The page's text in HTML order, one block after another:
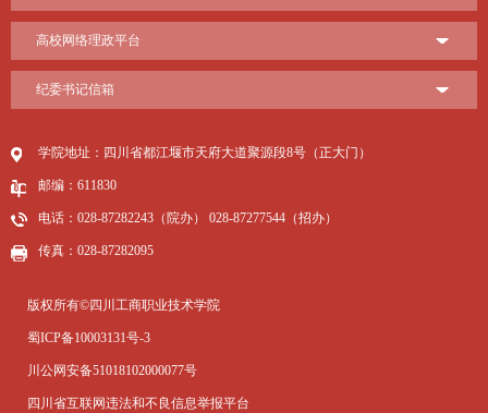
高校网络理政平台
纪委书记信箱
学院地址：四川省都江堰市天府大道聚源段8号（正大门）
邮编：611830
电话：028-87282243（院办） 028-87277544（招办）
传真：028-87282095
版权所有©四川工商职业技术学院
蜀ICP备10003131号-3
川公网安备51018102000077号
四川省互联网违法和不良信息举报平台